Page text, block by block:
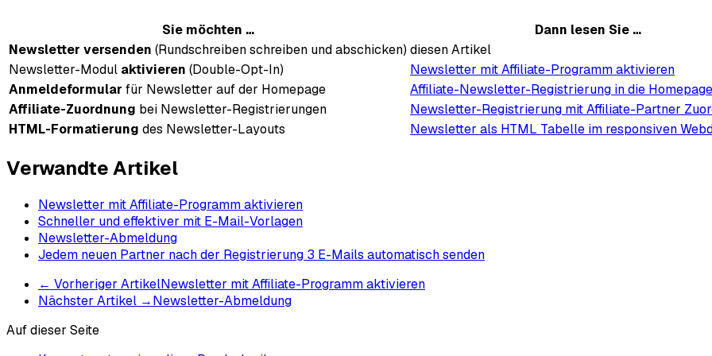
Sie möchten …
Dann lesen Sie …
Newsletter versenden (Rundschreiben schreiben und abschicken) diesen Artikel
Newsletter-Modul aktivieren (Double-Opt-In)
Newsletter mit Affiliate-Programm aktivieren
Anmeldeformular für Newsletter auf der Homepage
Affiliate-Newsletter-Registrierung in die
Affiliate-Zuordnung bei Newsletter-Registrierungen
Newsletter-Registrierung mit Affiliate-Partner
HTML-Formatierung des Newsletter-Layouts Newsletter als HTML Tabelle im responsiven
Verwandte Artikel
Newsletter mit Affiliate-Programm aktivieren
Schneller und effektiver mit E-Mail-Vorlagen
Newsletter-Abmeldung
Jedem neuen Partner nach der Registrierung 3 E-Mails automatisch senden
← Vorheriger ArtikelNewsletter mit Affiliate-Programm aktivieren
Nächster Artikel →Newsletter-Abmeldung
Auf dieser Seite